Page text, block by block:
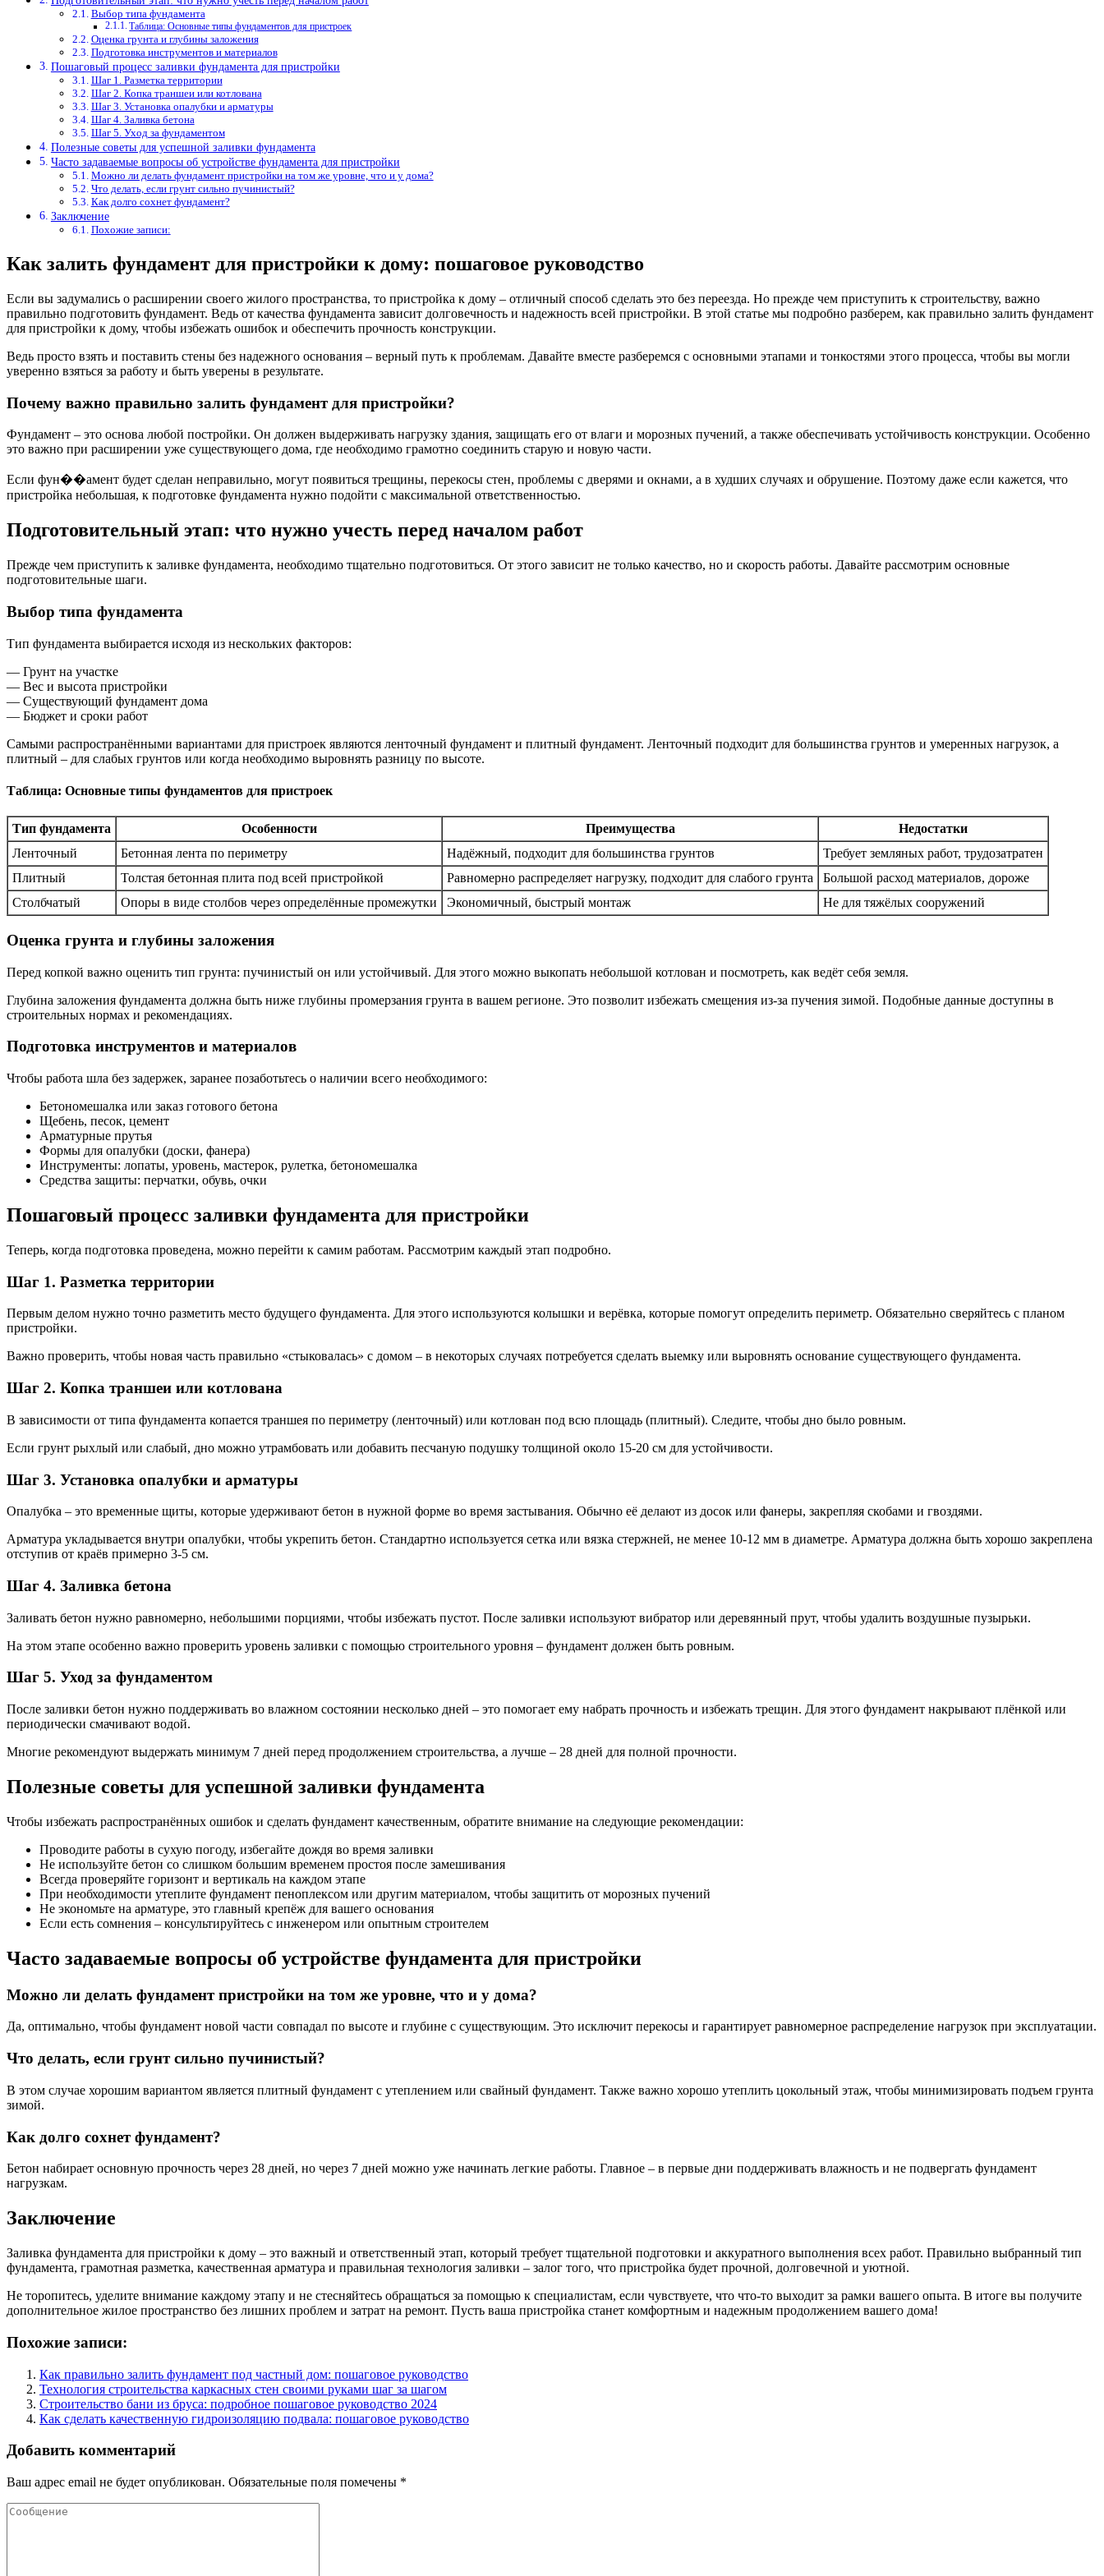
Выбор типа фундамента
Таблица: Основные типы фундаментов для пристроек
Оценка грунта и глубины заложения
Подготовка инструментов и материалов
Пошаговый процесс заливки фундамента для пристройки
Шаг 1. Разметка территории
Шаг 2. Копка траншеи или котлована
Шаг 3. Установка опалубки и арматуры
Шаг 4. Заливка бетона
Шаг 5. Уход за фундаментом
Полезные советы для успешной заливки фундамента
Часто задаваемые вопросы об устройстве фундамента для пристройки
Можно ли делать фундамент пристройки на том же уровне, что и у дома?
Что делать, если грунт сильно пучинистый?
Как долго сохнет фундамент?
Заключение
Похожие записи:
Как залить фундамент для пристройки к дому: пошаговое руководство
Если вы задумались о расширении своего жилого пространства, то пристройка к дому – отличный способ сделать это без переезда. Но прежде чем приступить к строительству, важно
правильно подготовить фундамент. Ведь от качества фундамента зависит долговечность и надежность всей пристройки. В этой статье мы подробно разберем, как правильно залить фундамент
для пристройки к дому, чтобы избежать ошибок и обеспечить прочность конструкции.
Ведь просто взять и поставить стены без надежного основания – верный путь к проблемам. Давайте вместе разберемся с основными этапами и тонкостями этого процесса, чтобы вы могли
уверенно взяться за работу и быть уверены в результате.
Почему важно правильно залить фундамент для пристройки?
Фундамент – это основа любой постройки. Он должен выдерживать нагрузку здания, защищать его от влаги и морозных пучений, а также обеспечивать устойчивость конструкции. Особенно
это важно при расширении уже существующего дома, где необходимо грамотно соединить старую и новую части.
Если фун��амент будет сделан неправильно, могут появиться трещины, перекосы стен, проблемы с дверями и окнами, а в худших случаях и обрушение. Поэтому даже если кажется, что
пристройка небольшая, к подготовке фундамента нужно подойти с максимальной ответственностью.
Подготовительный этап: что нужно учесть перед началом работ
Прежде чем приступить к заливке фундамента, необходимо тщательно подготовиться. От этого зависит не только качество, но и скорость работы. Давайте рассмотрим основные
подготовительные шаги.
Выбор типа фундамента
Тип фундамента выбирается исходя из нескольких факторов:
— Грунт на участке
— Вес и высота пристройки
— Существующий фундамент дома
— Бюджет и сроки работ
Самыми распространёнными вариантами для пристроек являются ленточный фундамент и плитный фундамент. Ленточный подходит для большинства грунтов и умеренных нагрузок, а
плитный – для слабых грунтов или когда необходимо выровнять разницу по высоте.
Таблица: Основные типы фундаментов для пристроек
Тип фундамента Особенности Преимущества
Недостатки
Ленточный
Бетонная лента по периметру Надёжный, подходит для большинства грунтов
Требует земляных работ, трудозатратен
Плитный
Толстая бетонная плита под всей пристройкой Равномерно распределяет нагрузку, подходит для слабого грунта
Большой расход материалов, дороже
Столбчатый
Опоры в виде столбов через определённые промежутки Экономичный, быстрый монтаж Не для тяжёлых сооружений
Оценка грунта и глубины заложения
Перед копкой важно оценить тип грунта: пучинистый он или устойчивый. Для этого можно выкопать небольшой котлован и посмотреть, как ведёт себя земля.
Глубина заложения фундамента должна быть ниже глубины промерзания грунта в вашем регионе. Это позволит избежать смещения из-за пучения зимой. Подобные данные доступны в
строительных нормах и рекомендациях.
Подготовка инструментов и материалов
Чтобы работа шла без задержек, заранее позаботьтесь о наличии всего необходимого:
Бетономешалка или заказ готового бетона
Щебень, песок, цемент
Арматурные прутья
Формы для опалубки (доски, фанера)
Инструменты: лопаты, уровень, мастерок, рулетка, бетономешалка
Средства защиты: перчатки, обувь, очки
Пошаговый процесс заливки фундамента для пристройки
Теперь, когда подготовка проведена, можно перейти к самим работам. Рассмотрим каждый этап подробно.
Шаг 1. Разметка территории
Первым делом нужно точно разметить место будущего фундамента. Для этого используются колышки и верёвка, которые помогут определить периметр. Обязательно сверяйтесь с планом
пристройки.
Важно проверить, чтобы новая часть правильно «стыковалась» с домом – в некоторых случаях потребуется сделать выемку или выровнять основание существующего фундамента.
Шаг 2. Копка траншеи или котлована
В зависимости от типа фундамента копается траншея по периметру (ленточный) или котлован под всю площадь (плитный). Следите, чтобы дно было ровным.
Если грунт рыхлый или слабый, дно можно утрамбовать или добавить песчаную подушку толщиной около 15-20 см для устойчивости.
Шаг 3. Установка опалубки и арматуры
Опалубка – это временные щиты, которые удерживают бетон в нужной форме во время застывания. Обычно её делают из досок или фанеры, закрепляя скобами и гвоздями.
Арматура укладывается внутри опалубки, чтобы укрепить бетон. Стандартно используется сетка или вязка стержней, не менее 10-12 мм в диаметре. Арматура должна быть хорошо закреплена
отступив от краёв примерно 3-5 см.
Шаг 4. Заливка бетона
Заливать бетон нужно равномерно, небольшими порциями, чтобы избежать пустот. После заливки используют вибратор или деревянный прут, чтобы удалить воздушные пузырьки.
На этом этапе особенно важно проверить уровень заливки с помощью строительного уровня – фундамент должен быть ровным.
Шаг 5. Уход за фундаментом
После заливки бетон нужно поддерживать во влажном состоянии несколько дней – это помогает ему набрать прочность и избежать трещин. Для этого фундамент накрывают плёнкой или
периодически смачивают водой.
Многие рекомендуют выдержать минимум 7 дней перед продолжением строительства, а лучше – 28 дней для полной прочности.
Полезные советы для успешной заливки фундамента
Чтобы избежать распространённых ошибок и сделать фундамент качественным, обратите внимание на следующие рекомендации:
Проводите работы в сухую погоду, избегайте дождя во время заливки
Не используйте бетон со слишком большим временем простоя после замешивания
Всегда проверяйте горизонт и вертикаль на каждом этапе
При необходимости утеплите фундамент пеноплексом или другим материалом, чтобы защитить от морозных пучений
Не экономьте на арматуре, это главный крепёж для вашего основания
Если есть сомнения – консультируйтесь с инженером или опытным строителем
Часто задаваемые вопросы об устройстве фундамента для пристройки
Можно ли делать фундамент пристройки на том же уровне, что и у дома?
Да, оптимально, чтобы фундамент новой части совпадал по высоте и глубине с существующим. Это исключит перекосы и гарантирует равномерное распределение нагрузок при эксплуатации.
Что делать, если грунт сильно пучинистый?
В этом случае хорошим вариантом является плитный фундамент с утеплением или свайный фундамент. Также важно хорошо утеплить цокольный этаж, чтобы минимизировать подъем грунта
зимой.
Как долго сохнет фундамент?
Бетон набирает основную прочность через 28 дней, но через 7 дней можно уже начинать легкие работы. Главное – в первые дни поддерживать влажность и не подвергать фундамент
нагрузкам.
Заключение
Заливка фундамента для пристройки к дому – это важный и ответственный этап, который требует тщательной подготовки и аккуратного выполнения всех работ. Правильно выбранный тип
фундамента, грамотная разметка, качественная арматура и правильная технология заливки – залог того, что пристройка будет прочной, долговечной и уютной.
Не торопитесь, уделите внимание каждому этапу и не стесняйтесь обращаться за помощью к специалистам, если чувствуете, что что-то выходит за рамки вашего опыта. В итоге вы получите
дополнительное жилое пространство без лишних проблем и затрат на ремонт. Пусть ваша пристройка станет комфортным и надежным продолжением вашего дома!
Похожие записи:
Как правильно залить фундамент под частный дом: пошаговое руководство
Технология строительства каркасных стен своими руками шаг за шагом
Строительство бани из бруса: подробное пошаговое руководство 2024
Как сделать качественную гидроизоляцию подвала: пошаговое руководство
Добавить комментарий
Ваш адрес email не будет опубликован. Обязательные поля помечены *